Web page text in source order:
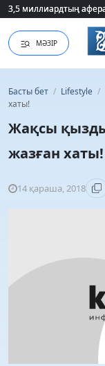
3,5 миллиардтың
3,5 миллиардтың
МӘЗІР
Басты бет / Lifestyle /
хаты!
Жақсы
жазған хаты!
14 қараша, 2018